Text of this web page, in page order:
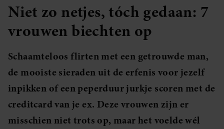
Niet zo netjes, tóch gedaan: 7
vrouwen biechten op
Schaamteloos flirten met een getrouwde man,
de mooiste sieraden uit de erfenis voor jezelf
inpikken of een peperduur jurkje scoren met de
creditcard van je ex. Deze vrouwen zijn er
misschien niet trots op, maar het voelde wél